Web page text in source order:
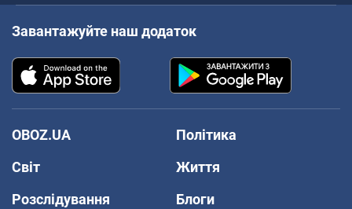
Завантажуйте наш додаток
OBOZ.UA
Політика
Світ
Життя
Розслідування
Блоги